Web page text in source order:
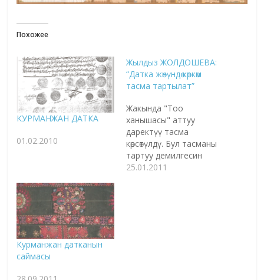
Похожее
КУРМАНЖАН ДАТКА
01.02.2010
Жылдыз ЖОЛДОШЕВА:
“Датка жөнүндө көркөм
тасма тартылат”
Жакында "Тоо
ханышасы" аттуу
даректүү тасма
көрсөтүлдү. Бул тасманы
тартуу демилгесин
көтөргөн "Курманжан
25.01.2011
Курманжан датканын
саймасы